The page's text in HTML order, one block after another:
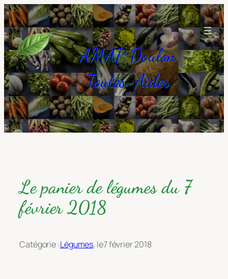
Aller
au
contenu
AMAP Doulon
Toutes-Aides
Le panier de légumes du 7
février 2018
Catégorie :Légumes, le7 février 2018